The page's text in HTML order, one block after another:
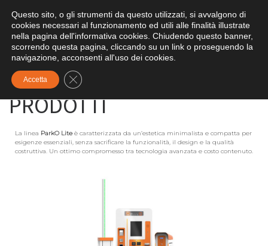
Skip to content
Search
Pagina iniziale »PRODOTTI
PRODOTTI
La linea ParkO Lite è caratterizzata da un’estetica minimalista e compatta per
esigenze essenziali, senza sacrificare la funzionalità, il design e la qualità
costruttiva. Un ottimo compromesso tra tecnologia avanzata e costo contenuto.
Questo sito, o gli strumenti da questo utilizzati, si avvalgono di
cookies necessari al funzionamento ed utili alle finalità illustrate
nella pagina dell'informativa cookies. Chiudendo questo banner,
scorrendo questa pagina, cliccando su un link o proseguendo la
navigazione, acconsenti all'uso dei cookies.
Accetta Close GDPR Cookie Banner